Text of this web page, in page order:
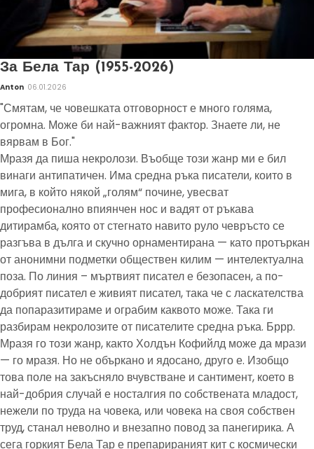
За Бела Тар (1955-2026)
Anton 06.01.2026
"Смятам, че човешката отговорност е много голяма,
огромна. Може би най-важният фактор. Знаете ли, не
вярвам в Бог."
Мразя да пиша некролози. Въобще този жанр ми е бил
винаги антипатичен. Има средна ръка писатели, които в
мига, в който някой „голям“ почине, увесват
професионално впиянчен нос и вадят от ръкава
дитирамба, която от стегнато навито руло чевръсто се
разгъва в дълга и скучно орнаментирана — като протъркан
от анонимни подметки обществен килим — интелектуална
поза. По линия – мъртвият писател е безопасен, а по-
добрият писател е живият писател, така че с ласкателства
да попаразитираме и ограбим каквото може. Така ги
разбирам некролозите от писателите средна ръка. Бррр.
Мразя го този жанр, както Холдън Кофийлд може да мрази
— го мразя. Но не объркано и ядосано, друго е. Изобщо
това поле на закъсняло вчувстване и сантимент, което в
най-добрия случай е носталгия по собствената младост,
нежели по труда на човека, или човека на своя собствен
труд, станал неволно и внезапно повод за панегирика. А
сега горкият Бела Тар е препарираният кит с космически